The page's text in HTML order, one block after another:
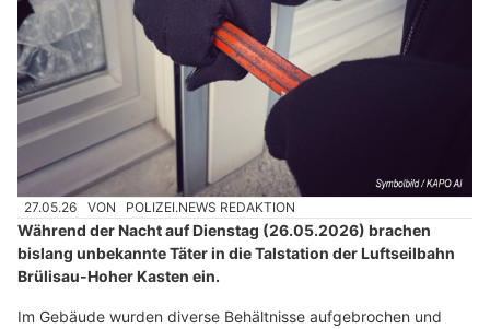
27.05.26 VON POLIZEI.NEWS REDAKTION
Während der Nacht auf Dienstag (26.05.2026) brachen
bislang unbekannte Täter in die Talstation der Luftseilbahn
Brülisau-Hoher Kasten ein.
Im Gebäude wurden diverse Behältnisse aufgebrochen und